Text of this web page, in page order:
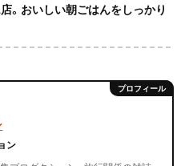
。おいしい朝ごはんをしっかり
ン